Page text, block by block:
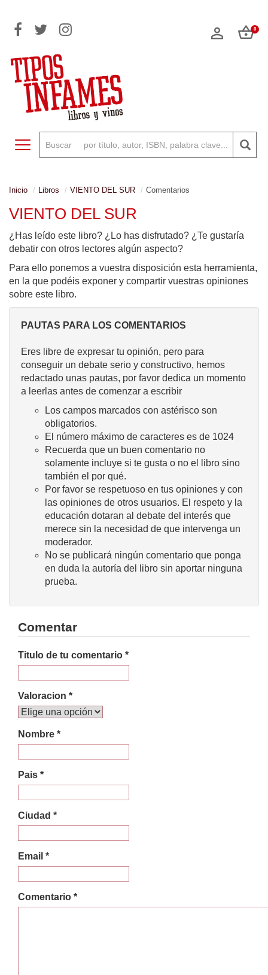
0
Toggle navigation
Inicio Libros VIENTO DEL SUR Comentarios
VIENTO DEL SUR
¿Has leído este libro? ¿Lo has disfrutado? ¿Te gustaría
debatir con otros lectores algún aspecto?
Para ello ponemos a vuestra disposición esta herramienta,
en la que podéis exponer y compartir vuestras opiniones
sobre este libro.
PAUTAS PARA LOS COMENTARIOS
Eres libre de expresar tu opinión, pero para
conseguir un debate serio y constructivo, hemos
redactado unas pautas, por favor dedica un momento
a leerlas antes de comenzar a escribir
Los campos marcados con astérisco son
obligatorios.
El número máximo de caracteres es de 1024
Recuerda que un buen comentario no
solamente incluye si te gusta o no el libro sino
también el por qué.
Por favor se respetuoso en tus opiniones y con
las opiniones de otros usuarios. El respeto y la
educación dotaran al debate del interés que
merece sin la necesidad de que intervenga un
moderador.
No se publicará ningún comentario que ponga
en duda la autoría del libro sin aportar ninguna
prueba.
Comentar
Titulo de tu comentario *
Valoracion *
Nombre *
Pais *
Ciudad *
Email *
Comentario *